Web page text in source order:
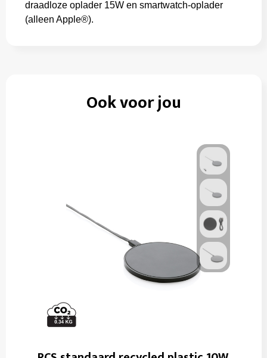
draadloze oplader 15W en smartwatch-oplader
(alleen Apple®).
Ook voor jou